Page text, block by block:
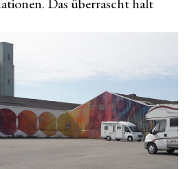
Das überrascht halt